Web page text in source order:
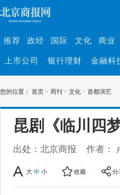
推荐 政经 国际 文化 商业
上市公司 银行理财 金融科
您的位置： 首页 > 周刊 > 文化 > 首都演艺
昆剧《临川四
出处：北京商报 作者：
大 中 小 收藏 分